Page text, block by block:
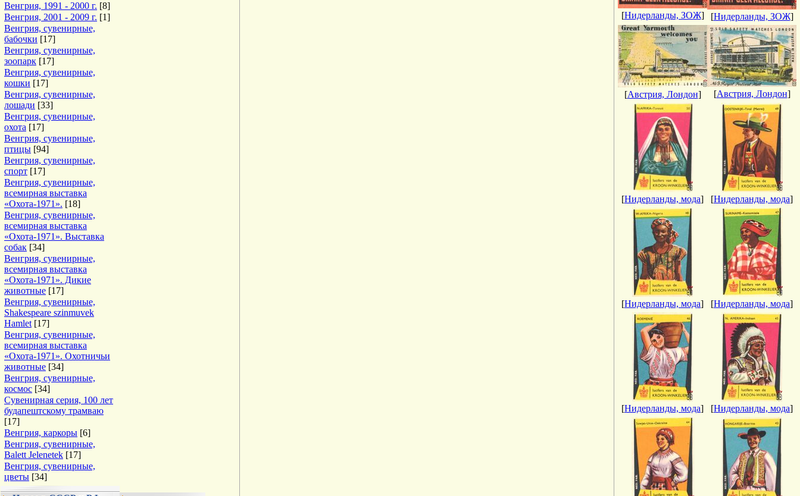
Венгрия, 1991 - 2000 г. [8]
Венгрия, 2001 - 2009 г. [1]
Венгрия, сувенирные,
бабочки [17]
Венгрия, сувенирные,
зоопарк [17]
Венгрия, сувенирные,
кошки [17]
Венгрия, сувенирные,
лошади [33]
Венгрия, сувенирные,
охота [17]
Венгрия, сувенирные,
птицы [94]
Венгрия, сувенирные,
спорт [17]
Венгрия, сувенирные,
всемирная выставка
«Охота-1971». [18]
Венгрия, сувенирные,
всемирная выставка
«Охота-1971». Выставка
собак [34]
Венгрия, сувенирные,
всемирная выставка
«Охота-1971». Дикие
животные [17]
Венгрия, сувенирные,
Shakespeare szinmuvek
Hamlet [17]
Венгрия, сувенирные,
всемирная выставка
«Охота-1971». Охотничьи
животные [34]
Венгрия, сувенирные,
космос [34]
Сувенирная серия, 100 лет
будапештскому трамваю
[17]
Венгрия, каркоры [6]
Венгрия, сувенирные,
Balett Jelenetek [17]
Венгрия, сувенирные,
цветы [34]
[Нидерланды, ЗОЖ] [Нидерланды, ЗОЖ]
[Австрия, Лондон] [Австрия, Лондон]
[Нидерланды, мода] [Нидерланды, мода]
[Нидерланды, мода] [Нидерланды, мода]
[Нидерланды, мода] [Нидерланды, мода]